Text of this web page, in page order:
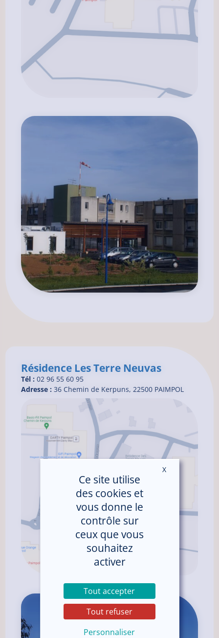
Résidence Les Terre Neuvas
Tél : 02 96 55 60 95
Adresse :36 Chemin de Kerpuns, 22500 PAIMPOL
Ce site utilise
des cookies et
vous donne le
contrôle sur
ceux que vous
souhaitez
activer
Tout accepter
Tout refuser
Personnaliser
XMasquer le